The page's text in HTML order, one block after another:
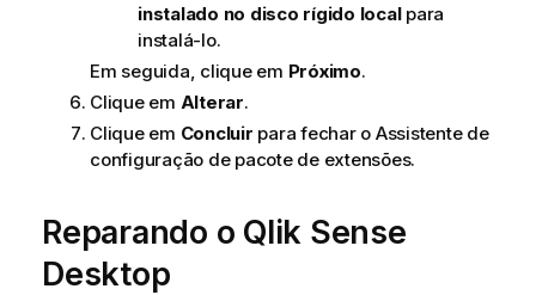
instalado no disco rígido localpara
instalá-lo.
Em seguida, clique em Próximo.
Clique em Alterar.
Clique em Concluir para fechar o Assistente de
configuração de pacote de extensões.
Reparando o Qlik Sense
Desktop